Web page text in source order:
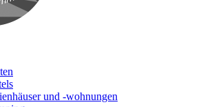
und -wohnungen